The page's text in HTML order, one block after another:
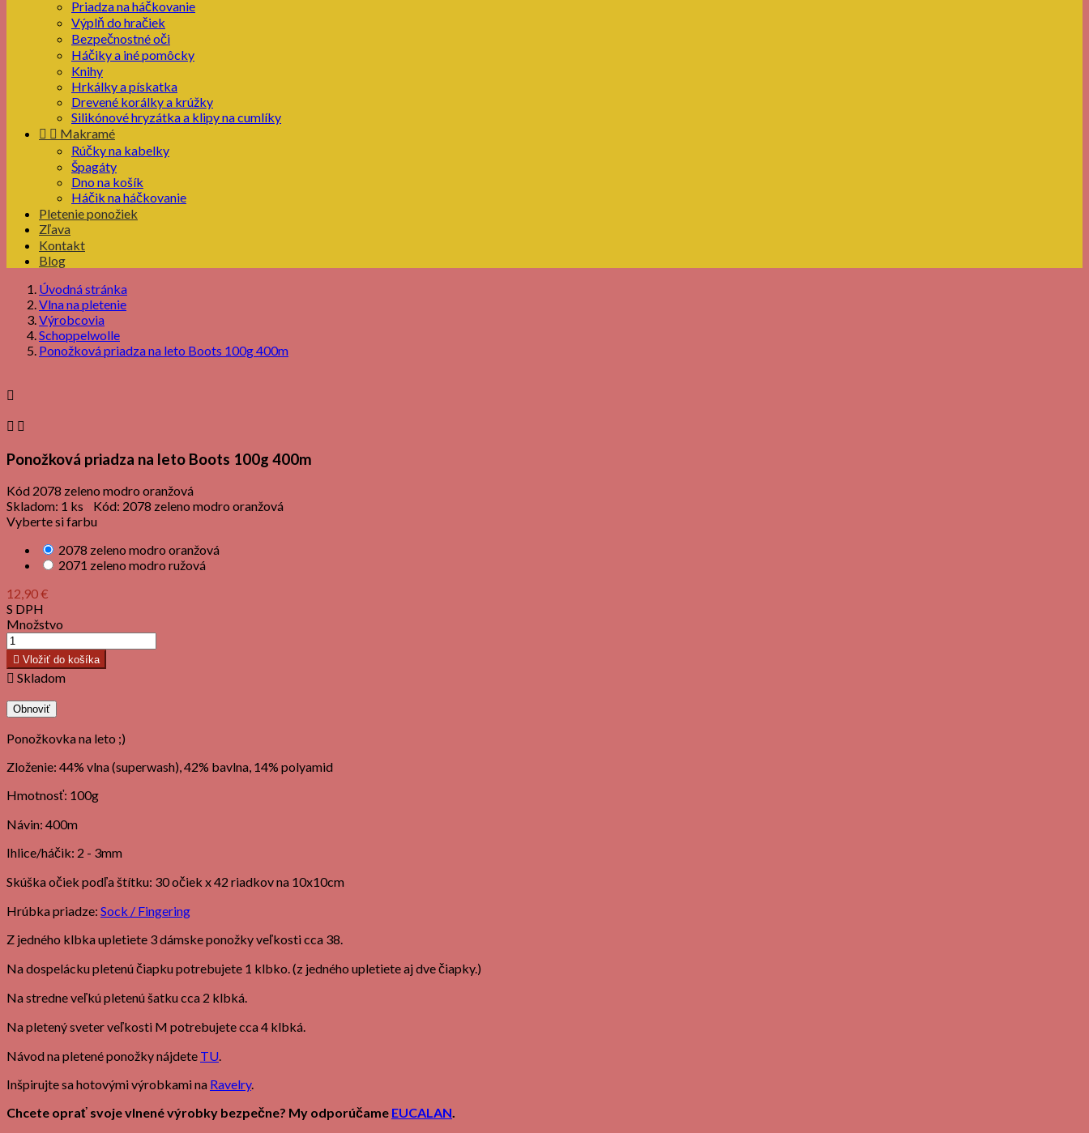
Priadza na háčkovanie
Výplň do hračiek
Bezpečnostné oči
Háčiky a iné pomôcky
Knihy
Hrkálky a pískatka
Drevené korálky a krúžky
Silikónové hryzátka a klipy na cumlíky
  Makramé
Rúčky na kabelky
Špagáty
Dno na košík
Háčik na háčkovanie
Pletenie ponožiek
Zľava
Kontakt
Blog
Úvodná stránka
Vlna na pletenie
Výrobcovia
Schoppelwolle
Ponožková priadza na leto Boots 100g 400m

 
Ponožková priadza na leto Boots 100g 400m
Kód 2078 zeleno modro oranžová
Skladom: 1 ks Kód: 2078 zeleno modro oranžová
Vyberte si farbu
2078 zeleno modro oranžová
2071 zeleno modro ružová
12,90 €
S DPH
Množstvo
 Vložiť do košíka
 Skladom
Ponožkovka na leto ;)
Zloženie: 44% vlna (superwash), 42% bavlna, 14% polyamid
Hmotnosť: 100g
Návin: 400m
Ihlice/háčik: 2 - 3mm
Skúška očiek podľa štítku: 30 očiek x 42 riadkov na 10x10cm
Hrúbka priadze: Sock / Fingering
Z jedného klbka upletiete 3 dámske ponožky veľkosti cca 38.
Na dospelácku pletenú čiapku potrebujete 1 klbko. (z jedného upletiete aj dve čiapky.)
Na stredne veľkú pletenú šatku cca 2 klbká.
Na pletený sveter veľkosti M potrebujete cca 4 klbká.
Návod na pletené ponožky nájdete TU.
Inšpirujte sa hotovými výrobkami na Ravelry.
Chcete oprať svoje vlnené výrobky bezpečne? My odporúčame EUCALAN.